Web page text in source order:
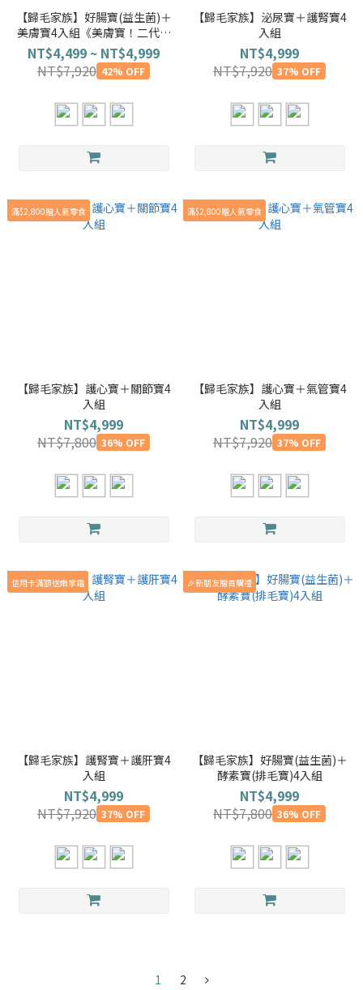
【歸毛家族】好腸寶(益生菌)＋
美膚寶4入組《美膚寶！二代升
級》
NT$4,499 ~ NT$4,999
NT$7,920 42% OFF
【歸毛家族】泌尿寶＋護腎寶4
入組
NT$4,999
NT$7,920 37% OFF
滿$2,800贈人氣零食
【歸毛家族】護心寶＋關節寶4
入組
NT$4,999
NT$7,800 36% OFF
滿$2,800贈人氣零食
【歸毛家族】護心寶＋氣管寶4
入組
NT$4,999
NT$7,920 37% OFF
信用卡滿額送嫩掌霜
【歸毛家族】護腎寶＋護肝寶4
入組
NT$4,999
NT$7,920 37% OFF
🎉新朋友贈首購禮
【歸毛家族】好腸寶(益生菌)＋
酵素寶(排毛寶)4入組
NT$4,999
NT$7,800 36% OFF
1 2